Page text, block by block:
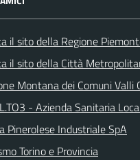
il sito della Regione
il sito della Città
Montana dei Comuni Valli
- Azienda Sanitaria
Pinerolese Industriale SpA
Torino e Provincia